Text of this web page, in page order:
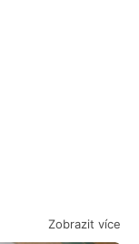
Zobrazit více